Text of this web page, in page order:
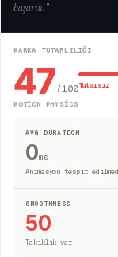
başarılı."
MARKA TUTARLILIĞI
47/100Tutarsız
MOTION PHYSICS
AVG DURATION
0ms
Animasyon tespit
SMOOTHNESS
50
Takıklık var